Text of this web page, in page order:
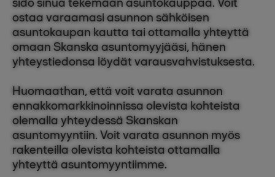
ostaa varaamasi asunnon sähköisen
asuntokaupan kautta tai ottamalla yhteyttä
omaan Skanska asuntomyyjääsi, hänen
yhteystiedonsa löydät varausvahvistuksesta.
Huomaathan, että voit varata asunnon
ennakkomarkkinoinnissa olevista kohteista
olemalla yhteydessä Skanskan
asuntomyyntiin. Voit varata asunnon myös
rakenteilla olevista kohteista ottamalla
yhteyttä asuntomyyntiimme.